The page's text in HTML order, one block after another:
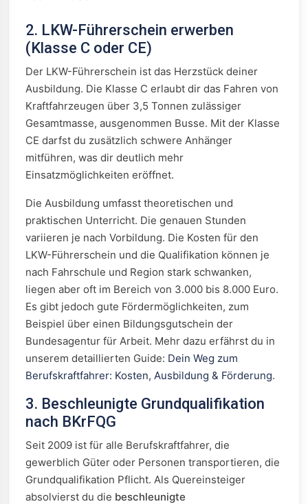
2. LKW-Führerschein erwerben
(Klasse C oder CE)
Der LKW-Führerschein ist das Herzstück deiner
Ausbildung. Die Klasse C erlaubt dir das Fahren von
Kraftfahrzeugen über 3,5 Tonnen zulässiger
Gesamtmasse, ausgenommen Busse. Mit der Klasse
CE darfst du zusätzlich schwere Anhänger
mitführen, was dir deutlich mehr
Einsatzmöglichkeiten eröffnet.
Die Ausbildung umfasst theoretischen und
praktischen Unterricht. Die genauen Stunden
variieren je nach Vorbildung. Die Kosten für den
LKW-Führerschein und die Qualifikation können je
nach Fahrschule und Region stark schwanken,
liegen aber oft im Bereich von 3.000 bis 8.000 Euro.
Es gibt jedoch gute Fördermöglichkeiten, zum
Beispiel über einen Bildungsgutschein der
Bundesagentur für Arbeit. Mehr dazu erfährst du in
unserem detaillierten Guide: Dein Weg zum
Berufskraftfahrer: Kosten, Ausbildung & Förderung.
3. Beschleunigte Grundqualifikation
nach BKrFQG
Seit 2009 ist für alle Berufskraftfahrer, die
gewerblich Güter oder Personen transportieren, die
Grundqualifikation Pflicht. Als Quereinsteiger
absolvierst du die beschleunigte